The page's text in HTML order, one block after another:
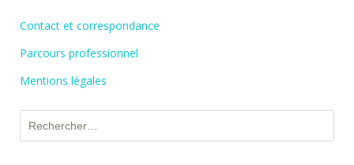
Contact et correspondance
Parcours professionnel
Mentions légales
Rechercher :